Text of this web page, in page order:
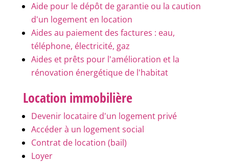
Aide pour le dépôt de garantie ou la caution
d'un logement en location
Aides au paiement des factures : eau,
téléphone, électricité, gaz
Aides et prêts pour l'amélioration et la
rénovation énergétique de l'habitat
Location immobilière
Devenir locataire d'un logement privé
Accéder à un logement social
Contrat de location (bail)
Loyer